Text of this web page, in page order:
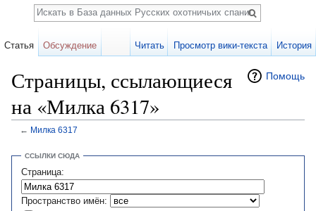
Помощь
Страницы, ссылающиеся
на «Милка 6317»
← Милка 6317
ССЫЛКИ СЮДА
Страница:
Пространство имён:
Статья Обсуждение Читать Просмотр вики-текста История
Поиск